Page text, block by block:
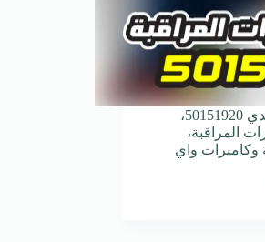
تركيب كاميرات واي فاي الأحمدي 50151920،
المراقبة،
وكاميرات واي